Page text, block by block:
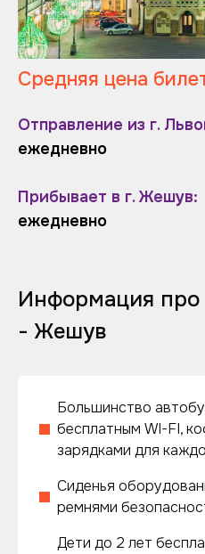
Средняя цена
Отправление из г.
ежедневно
Прибывает в г. Жешув:
ежедневно
Информация
- Жешув
Большинство
бесплатным WI-FI,
зарядками для
Сиденья
ремнями
Дети до 2 лет